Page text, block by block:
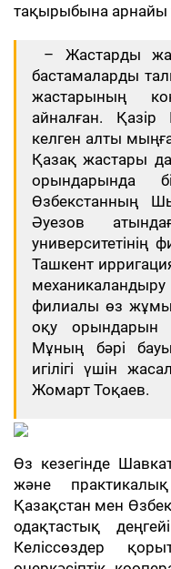
тақырыбына арнайы
– Жастарды
бастамаларды
жастарының
айналған. Қазір
келген алты
Қазақ жастары
орындарында
Өзбекстанның
Әуезов
Ташкент
филиалы өз
оқу орындарын
Мұның бәрі
игілігі үшін
Жомарт Тоқаев.
Өз кезегінде
және
Қазақстан мен
одақтастық
Келіссөздер